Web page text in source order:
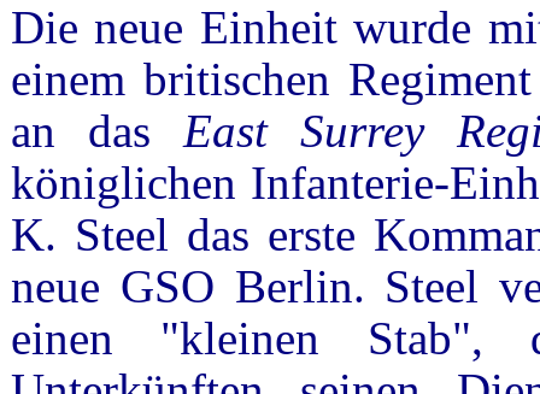
Die neue Einheit wurde
einem britischen
an das East Surrey
königlichen Infanterie-
K. Steel das erste
neue GSO Berlin. Steel
einen "kleinen Stab",